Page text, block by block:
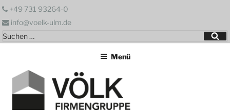
Zum
springen
+49 731 93264-0
info@voelk-ulm.de
Suchen
nach:
Menü